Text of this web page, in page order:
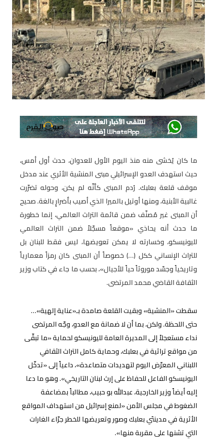
ما كان يُخشى منه منذ اليوم الأول للعدوان، حدث أول أمس،
حيث استهدف العدو الإسرائيلي مبنى المنشية الأثري عند مدخل
موقف قلعة بعلبك. رُدم المبنى كأنّه لم يكن، وحوله تضرّرت
غالبية الأبنية، ومنها أوتيل بالميرا الذي أصيب بأضرارٍ بالغة. صحيح
أن المبنى غير مُصنّف ضمن قائمة التراث العالمي، إنما خطورة
ما حدث أنه يحاذي «موقعاً مسجّلاً ضمن التراث العالمي
لليونيسكو، وخسارته لا يمكن تعويضها، ليس فقط للبنان بل
للتراث الإنساني ككل (…) خصوصاً أن المبنى كان رمزاً معمارياً
وتاريخياً وجسّد موروثاً حياً للأجيال»، بحسب ما جاء في كتاب وزير
الثقافة القاضي محمد المرتضى.
سقطت «المنشية» وبقيت القلعة صامدة بـ«عناية إلهية»…
حتى اللحظة. ولكن، بما أن لا ضمانة مع العدو، وجّه المرتضى
نداء مستعجلاً إلى المديرة العامة لليونيسكو لحماية «ما تبقّى
من مواقع تراثية في بعلبك، وحماية كامل التراث الثقافي
اللبناني المعرّض اليوم لتهديدات متصاعدة»، داعياً إلى «تدخّل
اليونيسكو الفاعل للحفاظ على إرث لبنان التاريخي». وهو ما دعا
إليه أيضاً وزير الخارجية، عبدالله بو حبيب، مطالباً بمضاعفة
الضغوط في مجلس الأمن «لمنع إسرائيل من استهداف المواقع
الأثرية في مدينتَي بعلبك وصور وتعريضها للخطر جرّاء الغارات
التي تشنها على مقربة منها».